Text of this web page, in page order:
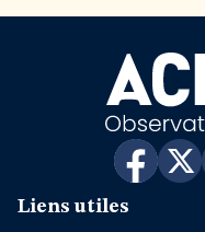
Liens utiles